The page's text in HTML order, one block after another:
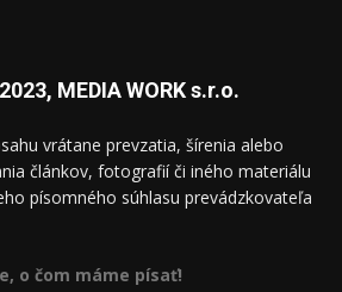
MEDIA WORK s.r.o.
vrátane prevzatia, šírenia alebo
článkov, fotografií či iného materiálu
písomného súhlasu prevádzkovateľa
o čom máme písať!